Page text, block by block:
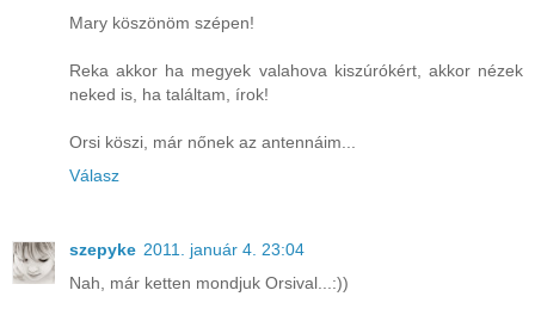
Mary köszönöm szépen!
Reka akkor ha megyek valahova kiszúrókért, akkor nézek
neked is, ha találtam, írok!
Orsi köszi, már nőnek az antennáim...
Válasz
szepyke 2011. január 4. 23:04
Nah, már ketten mondjuk Orsival...:))